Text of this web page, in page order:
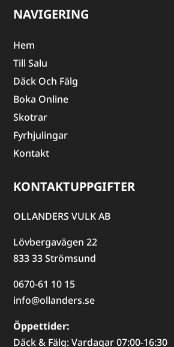
NAVIGERING
Hem
Till Salu
Däck Och Fälg
Boka Online
Skotrar
Fyrhjulingar
Kontakt
KONTAKTUPPGIFTER
OLLANDERS VULK AB
Lövbergavägen 22
833 33 Strömsund
0670-61 10 15
info@ollanders.se
Öppettider:
Däck & Fälg: Vardagar 07:00-16:30